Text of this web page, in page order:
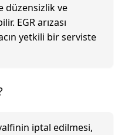
düzensizlik ve
EGR arızası
yetkili bir serviste
iptal edilmesi,